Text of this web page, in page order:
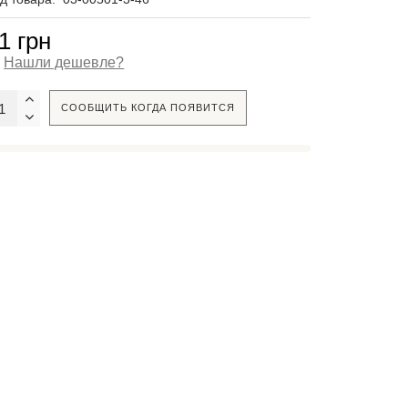
грн
Нашли дешевле?
СООБЩИТЬ КОГДА ПОЯВИТСЯ